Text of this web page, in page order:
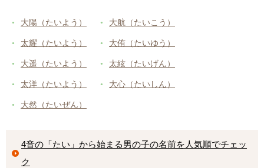
大陽（たいよう）
太耀（たいよう）
大遥（たいよう）
太洋（たいよう）
大然（たいぜん）
大航（たいこう）
大侑（たいゆう）
太絃（たいげん）
大心（たいしん）
4音の「たい」から始まる男の子の名前を人気順でチェッ
ク